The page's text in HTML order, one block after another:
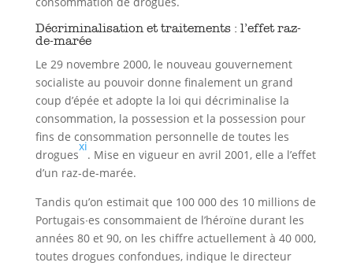
Décriminalisation et traitements : l’effet raz-
de-marée
Le 29 novembre 2000, le nouveau gouvernement
socialiste au pouvoir donne finalement un grand
coup d’épée et adopte la loi qui décriminalise la
consommation, la possession et la possession pour
fins de consommation personnelle de toutes les
drogues
xi
. Mise en vigueur en avril 2001, elle a l’effet
d’un raz-de-marée.
Tandis qu’on estimait que 100 000 des 10 millions de
Portugais∙es consommaient de l’héroïne durant les
années 80 et 90, on les chiffre actuellement à 40 000,
toutes drogues confondues, indique le directeur